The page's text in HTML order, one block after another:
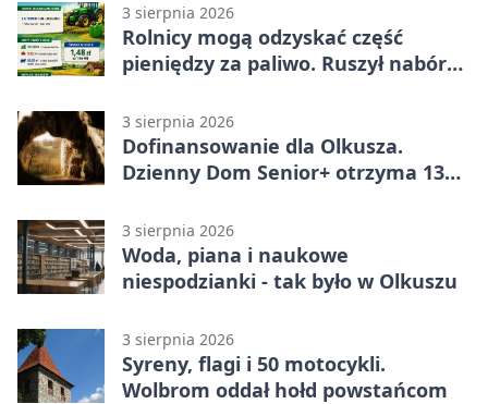
3 sierpnia 2026
Rolnicy mogą odzyskać część
pieniędzy za paliwo. Ruszył nabór
3 sierpnia 2026
Dofinansowanie dla Olkusza.
Dzienny Dom Senior+ otrzyma 134
3 sierpnia 2026
Woda, piana i naukowe
niespodzianki - tak było w Olkuszu
3 sierpnia 2026
Syreny, flagi i 50 motocykli.
Wolbrom oddał hołd powstańcom